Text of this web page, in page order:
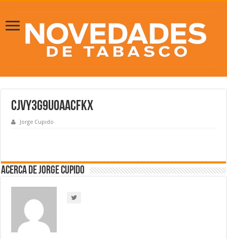
CjvY3g9UoAAcFKX
Jorge Cupido
Acerca de Jorge Cupido